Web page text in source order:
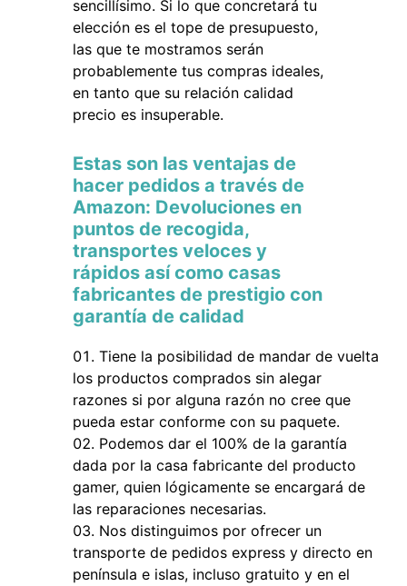
sencillísimo. Si lo que concretará tu
elección es el tope de presupuesto,
las que te mostramos serán
probablemente tus compras ideales,
en tanto que su relación calidad
precio es insuperable.
Estas son las ventajas de
hacer pedidos a través de
Amazon: Devoluciones en
puntos de recogida,
transportes veloces y
rápidos así como casas
fabricantes de prestigio con
garantía de calidad
Tiene la posibilidad de mandar de vuelta
los productos comprados sin alegar
razones si por alguna razón no cree que
pueda estar conforme con su paquete.
Podemos dar el 100% de la garantía
dada por la casa fabricante del producto
gamer, quien lógicamente se encargará de
las reparaciones necesarias.
Nos distinguimos por ofrecer un
transporte de pedidos express y directo en
península e islas, incluso gratuito y en el